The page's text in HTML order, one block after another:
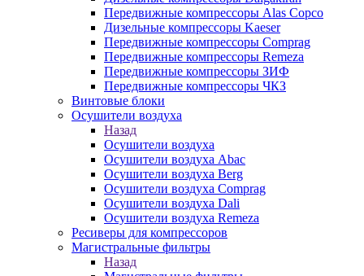
Передвижные компрессоры Alas Copco
Дизельные компрессоры Kaeser
Передвижные компрессоры Comprag
Передвижные компрессоры Remeza
Передвижные компрессоры ЗИФ
Передвижные компрессоры ЧКЗ
Винтовые блоки
Осушители воздуха
Назад
Осушители воздуха
Осушители воздуха Abac
Осушители воздуха Berg
Осушители воздуха Comprag
Осушители воздуха Dali
Осушители воздуха Remeza
Ресиверы для компрессоров
Магистральные фильтры
Назад